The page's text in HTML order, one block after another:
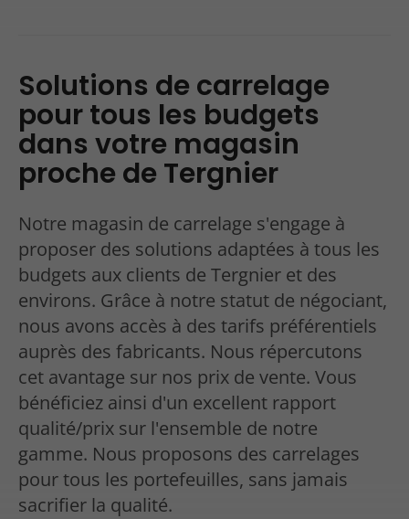
Solutions de carrelage
pour tous les budgets
dans votre magasin
proche de Tergnier
Notre magasin de carrelage s'engage à
proposer des solutions adaptées à tous les
budgets aux clients de Tergnier et des
environs. Grâce à notre statut de négociant,
nous avons accès à des tarifs préférentiels
auprès des fabricants. Nous répercutons
cet avantage sur nos prix de vente. Vous
bénéficiez ainsi d'un excellent rapport
qualité/prix sur l'ensemble de notre
gamme. Nous proposons des carrelages
pour tous les portefeuilles, sans jamais
sacrifier la qualité.